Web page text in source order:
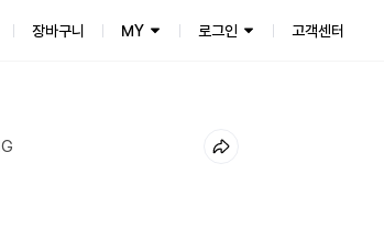
장바구니 MY 로그인 고객센터